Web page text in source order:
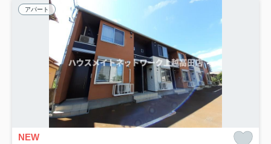
アパート
NEW